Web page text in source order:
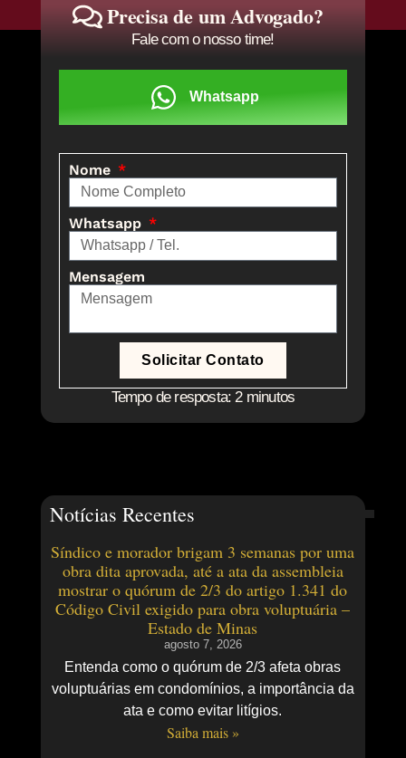
Precisa de um Advogado?
Fale com o nosso time!
Whatsapp
Nome
Whatsapp
Mensagem
Solicitar Contato
Tempo de resposta: 2 minutos
Notícias Recentes
Síndico e morador brigam 3 semanas por uma
obra dita aprovada, até a ata da assembleia
mostrar o quórum de 2/3 do artigo 1.341 do
Código Civil exigido para obra voluptuária –
Estado de Minas
agosto 7, 2026
Entenda como o quórum de 2/3 afeta obras
voluptuárias em condomínios, a importância da
ata e como evitar litígios.
Saiba mais »